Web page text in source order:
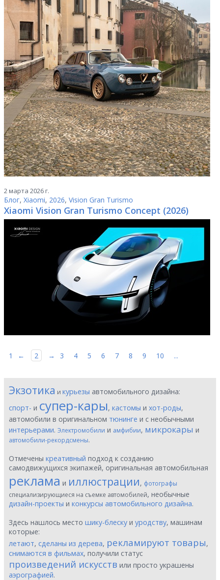
2 марта 2026 г.
Блог, Xiaomi, 2026, Vision Gran Turismo
Xiaomi Vision Gran Turismo Concept (2026)
1 ← 2 → 3 4 5 6 7 8 9 10 ...
Экзотика и курьезы автомобильного дизайна:
спорт- и супер-кары, кастомы и хот-роды,
автомобили в оригинальном тюнинге и с необычными
интерьерами. Электромобили и амфибии, микрокары и
автомобили-рекордсмены.
Отмечены креативный подход к созданию
самодвижущихся экипажей, оригинальная автомобильная
реклама и иллюстрации, фотографы
специализирующиеся на съемке автомобилей, необычные
дизайн-проекты и конкурсы автомобильного дизайна.
Здесь нашлось место шику-блеску и уродству, машинам
которые:
летают, сделаны из дерева, рекламируют товары,
снимаются в фильмах, получили статус
произведений искусств или просто украшены
аэрографией.